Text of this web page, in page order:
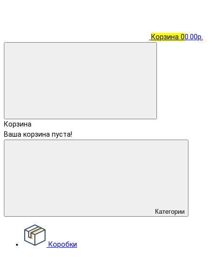
Корзина 00.00р.
Корзина
Ваша корзина пуста!
Категории
Коробки